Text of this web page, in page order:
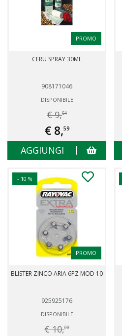
PROMO
CERU SPRAY 30ML
908171046
DISPONIBILE
€ 9,54
€ 8,59
AGGIUNGI
- 10 %
PROMO
BLISTER ZINCO ARIA 6PZ MOD 10
925925176
DISPONIBILE
€ 10,00